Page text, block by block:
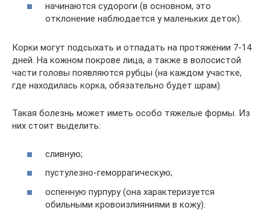
начинаются судороги (в основном, это
отклонение наблюдается у маленьких деток).
Корки могут подсыхать и отпадать на протяжении 7-14
дней. На кожном покрове лица, а также в волосистой
части головы появляются рубцы (на каждом участке,
где находилась корка, обязательно будет шрам).
Такая болезнь может иметь особо тяжелые формы. Из
них стоит выделить:
сливную;
пустулезно-геморрагическую;
оспенную пурпуру (она характеризуется
обильными кровоизлияниями в кожу).